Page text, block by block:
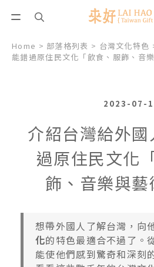
Home > 部落格列表 > 台灣文化特色
能錯過原住民文化「飲食、服飾、音
2023-07-
介紹台灣給外
過原住民文化
飾、音樂與
想帶外國人了解台灣，向
化的特色最適合不過了。
能使他們感到驚奇和深刻